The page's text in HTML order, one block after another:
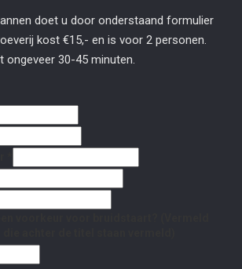
doet u door onderstaand formulier
kost €15,- en is voor 2 personen.
ongeveer 30-45 minuten.